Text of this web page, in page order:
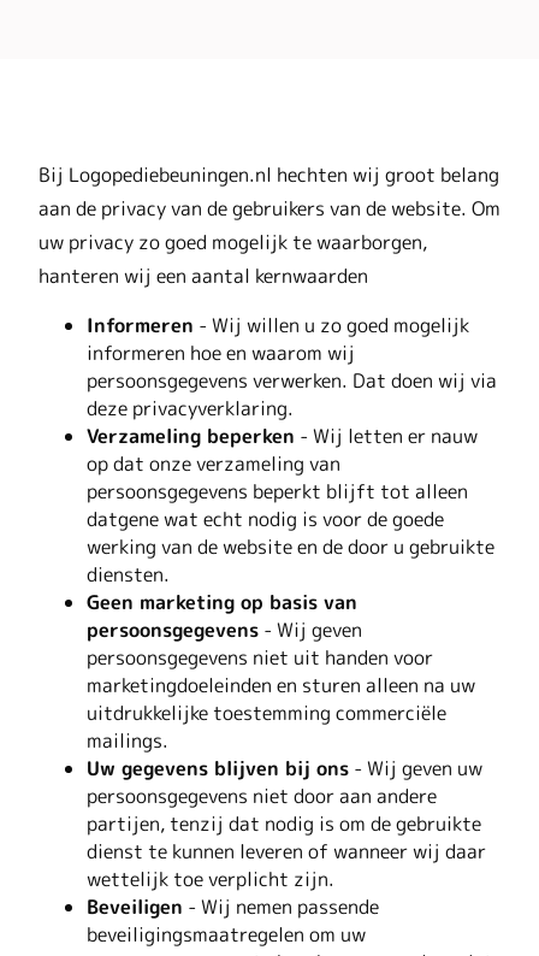
Bij Logopediebeuningen.nl hechten wij groot belang
aan de privacy van de gebruikers van de website. Om
uw privacy zo goed mogelijk te waarborgen,
hanteren wij een aantal kernwaarden
Informeren - Wij willen u zo goed mogelijk
informeren hoe en waarom wij
persoonsgegevens verwerken. Dat doen wij via
deze privacyverklaring.
Verzameling beperken - Wij letten er nauw
op dat onze verzameling van
persoonsgegevens beperkt blijft tot alleen
datgene wat echt nodig is voor de goede
werking van de website en de door u gebruikte
diensten.
Geen marketing op basis van
persoonsgegevens - Wij geven
persoonsgegevens niet uit handen voor
marketingdoeleinden en sturen alleen na uw
uitdrukkelijke toestemming commerciële
mailings.
Uw gegevens blijven bij ons - Wij geven uw
persoonsgegevens niet door aan andere
partijen, tenzij dat nodig is om de gebruikte
dienst te kunnen leveren of wanneer wij daar
wettelijk toe verplicht zijn.
Beveiligen - Wij nemen passende
beveiligingsmaatregelen om uw